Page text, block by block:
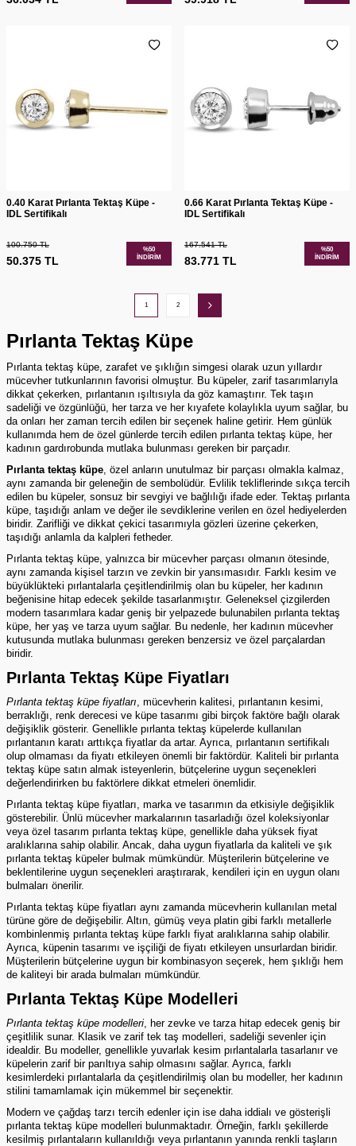
0.40 Karat Pırlanta Tektaş Küpe -
IDL Sertifikalı
100.750TL
50.375 TL
%50
İNDIRIM
0.66 Karat Pırlanta Tektaş Küpe -
IDL Sertifikalı
167.541TL
83.771 TL
%50
İNDIRIM
1 2
Pırlanta Tektaş Küpe
Pırlanta tektaş küpe, zarafet ve şıklığın simgesi olarak uzun yıllardır
mücevher tutkunlarının favorisi olmuştur. Bu küpeler, zarif tasarımlarıyla
dikkat çekerken, pırlantanın ışıltısıyla da göz kamaştırır. Tek taşın
sadeliği ve özgünlüğü, her tarza ve her kıyafete kolaylıkla uyum sağlar, bu
da onları her zaman tercih edilen bir seçenek haline getirir. Hem günlük
kullanımda hem de özel günlerde tercih edilen pırlanta tektaş küpe, her
kadının gardırobunda mutlaka bulunması gereken bir parçadır.
Pırlanta tektaş küpe, özel anların unutulmaz bir parçası olmakla kalmaz,
aynı zamanda bir geleneğin de sembolüdür. Evlilik tekliflerinde sıkça tercih
edilen bu küpeler, sonsuz bir sevgiyi ve bağlılığı ifade eder. Tektaş pırlanta
küpe, taşıdığı anlam ve değer ile sevdiklerine verilen en özel hediyelerden
biridir. Zarifliği ve dikkat çekici tasarımıyla gözleri üzerine çekerken,
taşıdığı anlamla da kalpleri fetheder.
Pırlanta tektaş küpe, yalnızca bir mücevher parçası olmanın ötesinde,
aynı zamanda kişisel tarzın ve zevkin bir yansımasıdır. Farklı kesim ve
büyüklükteki pırlantalarla çeşitlendirilmiş olan bu küpeler, her kadının
beğenisine hitap edecek şekilde tasarlanmıştır. Geleneksel çizgilerden
modern tasarımlara kadar geniş bir yelpazede bulunabilen pırlanta tektaş
küpe, her yaş ve tarza uyum sağlar. Bu nedenle, her kadının mücevher
kutusunda mutlaka bulunması gereken benzersiz ve özel parçalardan
biridir.
Pırlanta Tektaş Küpe Fiyatları
Pırlanta tektaş küpe fiyatları, mücevherin kalitesi, pırlantanın kesimi,
berraklığı, renk derecesi ve küpe tasarımı gibi birçok faktöre bağlı olarak
değişiklik gösterir. Genellikle pırlanta tektaş küpelerde kullanılan
pırlantanın karatı arttıkça fiyatlar da artar. Ayrıca, pırlantanın sertifikalı
olup olmaması da fiyatı etkileyen önemli bir faktördür. Kaliteli bir pırlanta
tektaş küpe satın almak isteyenlerin, bütçelerine uygun seçenekleri
değerlendirirken bu faktörlere dikkat etmeleri önemlidir.
Pırlanta tektaş küpe fiyatları, marka ve tasarımın da etkisiyle değişiklik
gösterebilir. Ünlü mücevher markalarının tasarladığı özel koleksiyonlar
veya özel tasarım pırlanta tektaş küpe, genellikle daha yüksek fiyat
aralıklarına sahip olabilir. Ancak, daha uygun fiyatlarla da kaliteli ve şık
pırlanta tektaş küpeler bulmak mümkündür. Müşterilerin bütçelerine ve
beklentilerine uygun seçenekleri araştırarak, kendileri için en uygun olanı
bulmaları önerilir.
Pırlanta tektaş küpe fiyatları aynı zamanda mücevherin kullanılan metal
türüne göre de değişebilir. Altın, gümüş veya platin gibi farklı metallerle
kombinlenmiş pırlanta tektaş küpe farklı fiyat aralıklarına sahip olabilir.
Ayrıca, küpenin tasarımı ve işçiliği de fiyatı etkileyen unsurlardan biridir.
Müşterilerin bütçelerine uygun bir kombinasyon seçerek, hem şıklığı hem
de kaliteyi bir arada bulmaları mümkündür.
Pırlanta Tektaş Küpe Modelleri
Pırlanta tektaş küpe modelleri, her zevke ve tarza hitap edecek geniş bir
çeşitlilik sunar. Klasik ve zarif tek taş modelleri, sadeliği sevenler için
idealdir. Bu modeller, genellikle yuvarlak kesim pırlantalarla tasarlanır ve
küpelerin zarif bir parıltıya sahip olmasını sağlar. Ayrıca, farklı
kesimlerdeki pırlantalarla da çeşitlendirilmiş olan bu modeller, her kadının
stilini tamamlamak için mükemmel bir seçenektir.
Modern ve çağdaş tarzı tercih edenler için ise daha iddialı ve gösterişli
pırlanta tektaş küpe modelleri bulunmaktadır. Örneğin, farklı şekillerde
kesilmiş pırlantaların kullanıldığı veya pırlantanın yanında renkli taşların